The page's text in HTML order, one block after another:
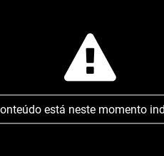
está neste momento